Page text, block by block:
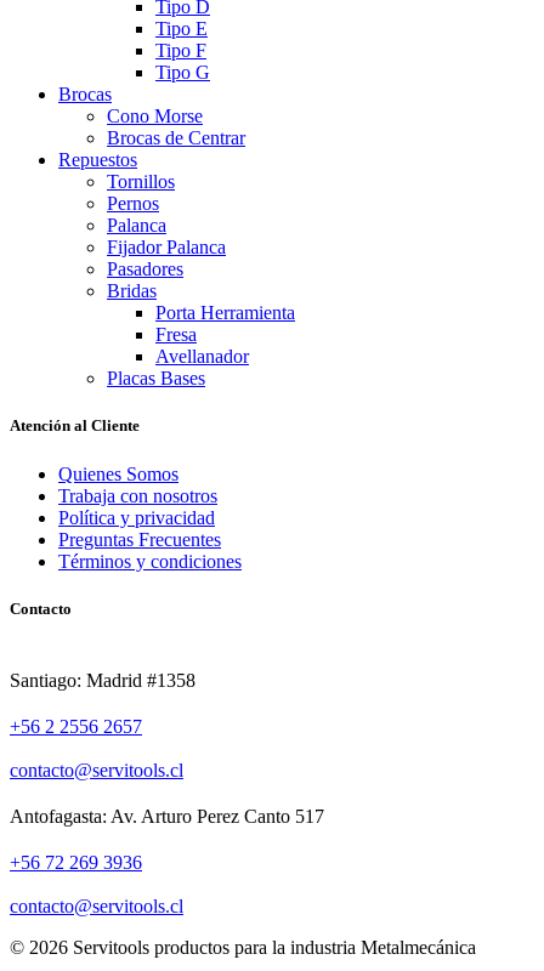
Tipo D
Tipo E
Tipo F
Tipo G
Brocas
Cono Morse
Brocas de Centrar
Repuestos
Tornillos
Pernos
Palanca
Fijador Palanca
Pasadores
Bridas
Porta Herramienta
Fresa
Avellanador
Placas Bases
Atención al Cliente
Quienes Somos
Trabaja con nosotros
Política y privacidad
Preguntas Frecuentes
Términos y condiciones
Contacto
Santiago: Madrid #1358
+56 2 2556 2657
contacto@servitools.cl
Antofagasta: Av. Arturo Perez Canto 517
+56 72 269 3936
contacto@servitools.cl
© 2026 Servitools productos para la industria Metalmecánica